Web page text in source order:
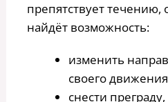
препятствует течению,
найдёт возможность:
изменить
своего
снести